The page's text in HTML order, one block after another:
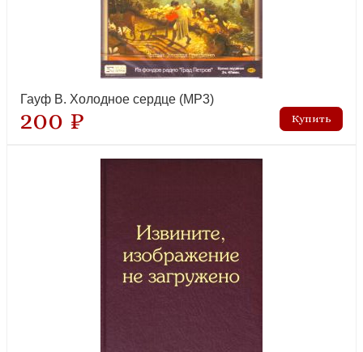
Гауф В. Холодное сердце (MP3)
200 ₽